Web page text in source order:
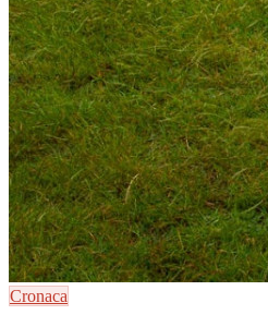
Cronaca